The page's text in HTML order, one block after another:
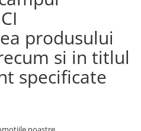
produsului
si in titlul
specificate